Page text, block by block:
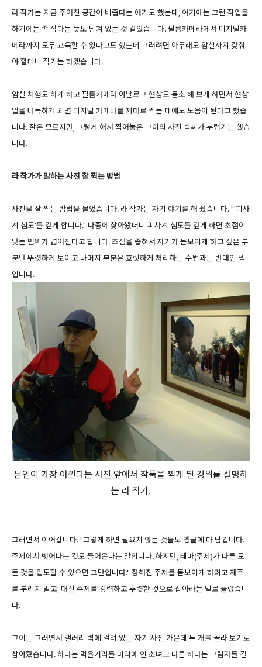
라 작가는 지금 주어진 공간이 비좁다는 얘기도 했는데, 여기에는 그런 작업을
하기에는 좀 작다는 뜻도 담겨 있는 것 같았습니다. 필름카메라에서 디지털카
메라까지 모두 교육할 수 있다고도 했는데 그러려면 아무래도 암실까지 갖춰
야 할테니 작기는 하겠습니다.
암실 체험도 하게 하고 필름카메라 아날로그 현상도 몸소 해 보게 하면서 현상
법을 터득하게 되면 디지털 카메라를 제대로 찍는 데에도 도움이 된다고 했습
니다. 잘은 모르지만, 그렇게 해서 찍어놓은 그이의 사진 솜씨가 부럽기는 했습
니다.
라 작가가 말하는 사진 잘 찍는 방법
사진을 잘 찍는 방법을 물었습니다. 라 작가는 자기 얘기를 해 줬습니다. "'피사
계 심도'를 깊게 합니다." 나중에 찾아봤더니 피사계 심도를 깊게 하면 초점이
맞는 범위가 넓어진다고 합니다. 초점을 좁혀서 자기가 돋보이게 하고 싶은 부
분만 뚜렷하게 보이고 나머지 부분은 흐릿하게 처리하는 수법과는 반대인 셈
입니다.
본인이 가장 아낀다는 사진 앞에서 작품을 찍게 된 경위를 설명하
는 라 작가.
그러면서 이어갑니다. "그렇게 하면 필요치 않는 것들도 앵글에 다 담깁니다.
주제에서 벗어나는 것도 들어온다는 말입니다. 하지만, 테마(주제)가 다른 모
든 것을 압도할 수 있으면 그만입니다." 정해진 주제를 돋보이게 하려고 재주
를 부리지 말고, 대신 주제를 강력하고 뚜렷한 것으로 잡아라는 말로 들렸습니
다.
그이는 그러면서 갤러리 벽에 걸려 있는 자기 사진 가운데 두 개를 골라 보기로
삼아줬습니다. 하나는 먹을거리를 머리에 인 소녀고 다른 하나는 그림자를 길